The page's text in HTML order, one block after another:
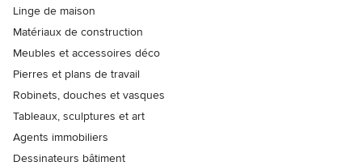
Linge de maison
Matériaux de construction
Meubles et accessoires déco
Pierres et plans de travail
Robinets, douches et vasques
Tableaux, sculptures et art
Agents immobiliers
Dessinateurs bâtiment